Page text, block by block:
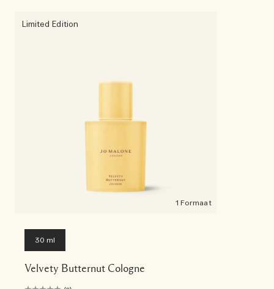
Limited Edition
1 Formaat
30 ml
Velvety Butternut Cologne